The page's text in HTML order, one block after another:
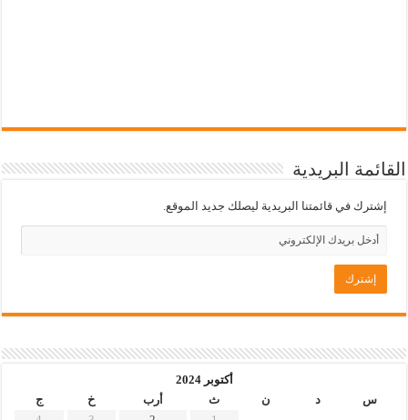
القائمة البريدية
إشترك في قائمتنا البريدية ليصلك جديد الموقع.
أكتوبر 2024
س
د ن ث أرب خ
ج